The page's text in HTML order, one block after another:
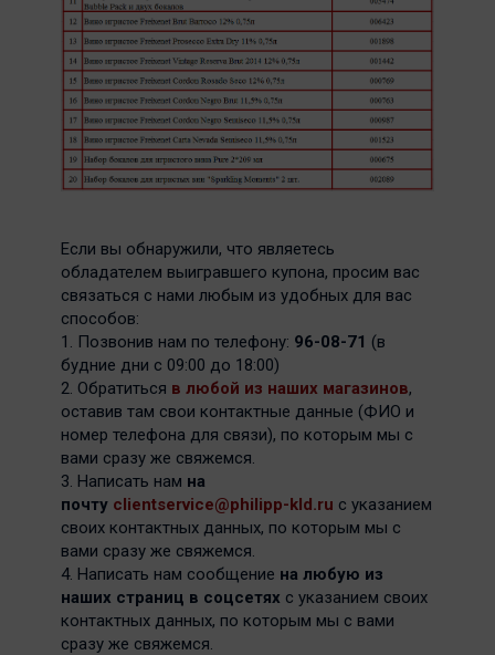
Если вы обнаружили, что являетесь
обладателем выигравшего купона, просим вас
связаться с нами любым из удобных для вас
способов:
1. Позвонив нам по телефону: 96-08-71 (в
будние дни с 09:00 до 18:00)
2. Обратиться в любой из наших магазинов,
оставив там свои контактные данные (ФИО и
номер телефона для связи), по которым мы с
вами сразу же свяжемся.
3. Написать нам на
почту clientservice@philipp-kld.ru с указанием
своих контактных данных, по которым мы с
вами сразу же свяжемся.
4. Написать нам сообщение на любую из
наших страниц в соцсетях с указанием своих
контактных данных, по которым мы с вами
сразу же свяжемся.